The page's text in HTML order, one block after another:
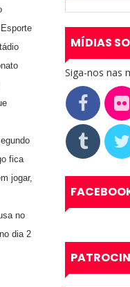
fica
jogar,
no
dia 2
MÍDIAS
Siga-nos nas